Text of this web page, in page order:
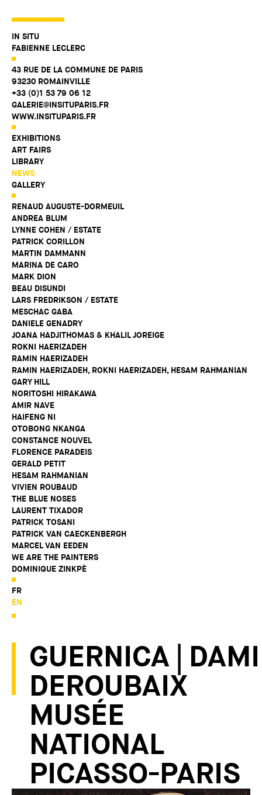
IN SITU
FABIENNE LECLERC
43 RUE DE LA COMMUNE DE PARIS
93230 ROMAINVILLE
+33 (0)1 53 79 06 12
GALERIE@INSITUPARIS.FR
WWW.INSITUPARIS.FR
EXHIBITIONS
ART FAIRS
LIBRARY
NEWS
GALLERY
RENAUD AUGUSTE-DORMEUIL
ANDREA BLUM
LYNNE COHEN / ESTATE
PATRICK CORILLON
MARTIN DAMMANN
MARINA DE CARO
MARK DION
BEAU DISUNDI
LARS FREDRIKSON / ESTATE
MESCHAC GABA
DANIELE GENADRY
JOANA HADJITHOMAS & KHALIL JOREIGE
ROKNI HAERIZADEH
RAMIN HAERIZADEH
RAMIN HAERIZADEH, ROKNI HAERIZADEH, HESAM RAHMANIAN
GARY HILL
NORITOSHI HIRAKAWA
AMIR NAVE
HAIFENG NI
OTOBONG NKANGA
CONSTANCE NOUVEL
FLORENCE PARADEIS
GERALD PETIT
HESAM RAHMANIAN
VIVIEN ROUBAUD
THE BLUE NOSES
LAURENT TIXADOR
PATRICK TOSANI
PATRICK VAN CAECKENBERGH
MARCEL VAN EEDEN
WE ARE THE PAINTERS
DOMINIQUE ZINKPÈ
FR
EN
GUERNICA |
DEROUBAIX
MUSÉE
NATIONAL
PICASSO-PARIS